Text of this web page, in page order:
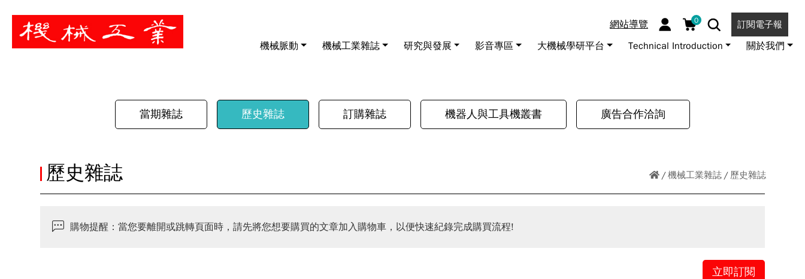
網站導覽 0 訂閱電子報
機械脈動 機械工業雜誌 研究與發展 影音專區 大機械學研平台 Technical Introduction 關於我們
暫停
當期雜誌 歷史雜誌 訂購雜誌 機器人與工具機叢書 廣告合作洽詢
機械工業雜誌 歷史雜誌
歷史雜誌
購物提醒：當您要離開或跳轉頁面時，請先將您想要購買的文章加入購物車，以便快速紀錄完成購買流程!
立即訂閱